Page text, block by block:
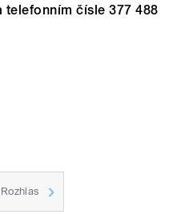
telefonním čísle 377 488